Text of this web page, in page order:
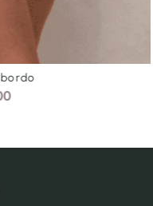
Vestido corto-largo beige